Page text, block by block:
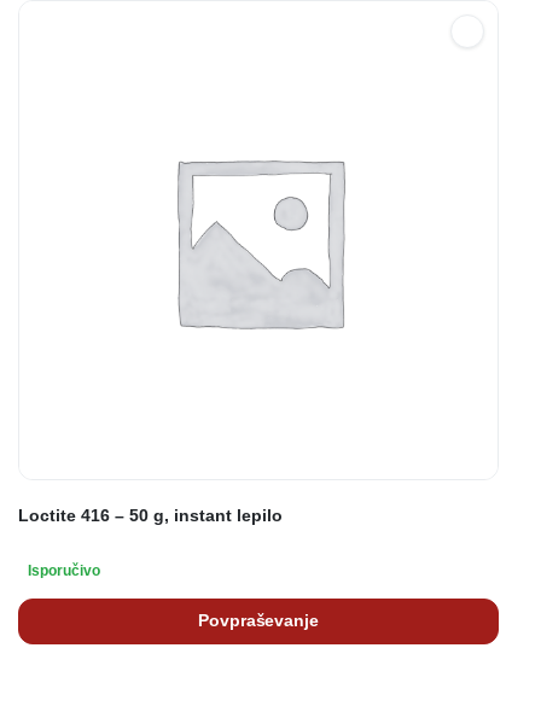
Loctite 416 – 50 g, instant lepilo
Isporučivo
Povpraševanje